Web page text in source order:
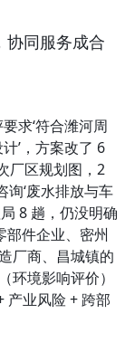
协同服务成合
求‘符合潍河周
’，方案改了 6
厂区规划图，2
询‘废水排放与车
8 趟，仍没明确
件企业、密州
厂商、昌城镇的
环境影响评价）
产业风险 + 跨部